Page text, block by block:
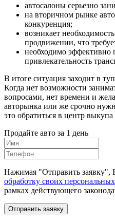
автосалоны серьезно
на вторичном рынке
конкуренция;
возникает
продвижении, что
необходимо
привлекательность
В итоге ситуация заходит в
Когда нет возможности
вопросами, нет времени и
авторынка или же срочно
это обратиться в центр
Продайте авто за 1 день
Нажимая "Отправить заявку",
обработку своих
рамках действующего
Отправить заявку